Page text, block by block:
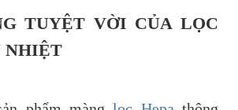
TUYỆT VỜI CỦA LỌC
NHIỆT